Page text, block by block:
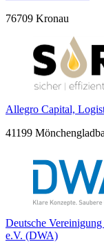
76709 Kronau
Allegro Capital,
41199
Deutsche
e.V. (DWA)